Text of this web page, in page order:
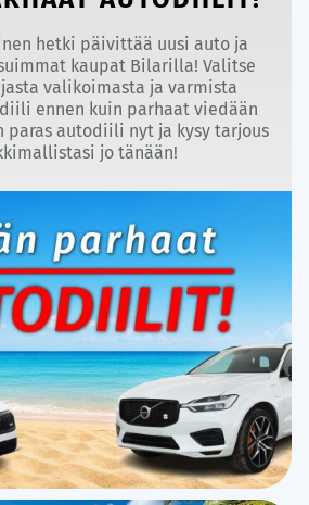
hetki päivittää uusi auto ja
kaupat Bilarilla! Valitse
valikoimasta ja varmista
ennen kuin parhaat viedään
paras autodiili nyt ja kysy tarjous
jo tänään!